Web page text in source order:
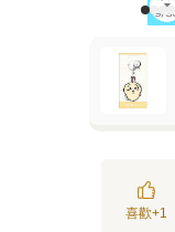
喜歡+1